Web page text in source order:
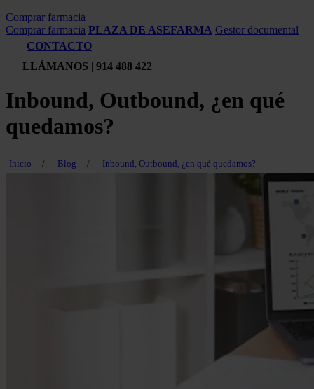
Comprar farmacia
Comprar farmacia PLAZA DE ASEFARMA Gestor documental
CONTACTO
LLÁMANOS | 914 488 422
Inbound, Outbound, ¿en qué
quedamos?
Inicio / Blog / Inbound, Outbound, ¿en qué quedamos?